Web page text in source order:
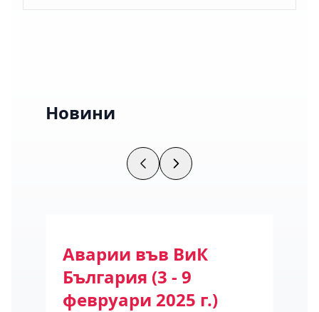
Новини
Аварии във ВиК
България (3 - 9
февруари 2025 г.)